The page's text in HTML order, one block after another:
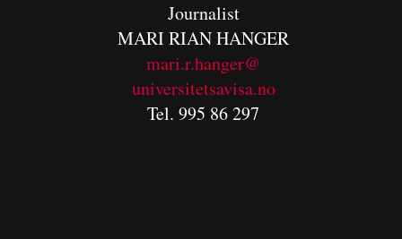
Journalist
MARI RIAN HANGER
mari.r.hanger@
universitetsavisa.no
Tel. 995 86 297